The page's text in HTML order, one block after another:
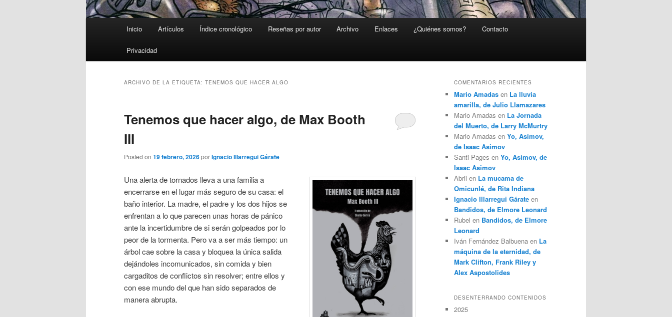
Inicio Artículos Índice cronológico Reseñas por autor Archivo Enlaces ¿Quiénes somos? Contacto
Privacidad
ARCHIVO DE LA ETIQUETA: TENEMOS QUE HACER ALGO
Tenemos que hacer algo, de Max Booth
III
Posted on 19 febrero, 2026porIgnacio Illarregui Gárate
Una alerta de tornados lleva a una familia a
encerrarse en el lugar más seguro de su casa: el
baño interior. La madre, el padre y los dos hijos se
enfrentan a lo que parecen unas horas de pánico
ante la incertidumbre de si serán golpeados por lo
peor de la tormenta. Pero va a ser más tiempo: un
árbol cae sobre la casa y bloquea la única salida
dejándoles incomunicados, sin comida y bien
cargaditos de conflictos sin resolver; entre ellos y
con ese mundo del que han sido separados de
manera abrupta.
COMENTARIOS RECIENTES
Mario Amadas en La lluvia
amarilla, de Julio Llamazares
Mario Amadas en La Jornada
del Muerto, de Larry McMurtry
Mario Amadas en Yo, Asimov,
de Isaac Asimov
Santi Pages en Yo, Asimov, de
Isaac Asimov
Abril en La mucama de
Omicunlé, de Rita Indiana
Ignacio Illarregui Gárate en
Bandidos, de Elmore Leonard
Rubel en Bandidos, de Elmore
Leonard
Iván Fernández Balbuena en La
máquina de la eternidad, de
Mark Clifton, Frank Riley y
Alex Aspostolides
DESENTERRANDO CONTENIDOS
2025